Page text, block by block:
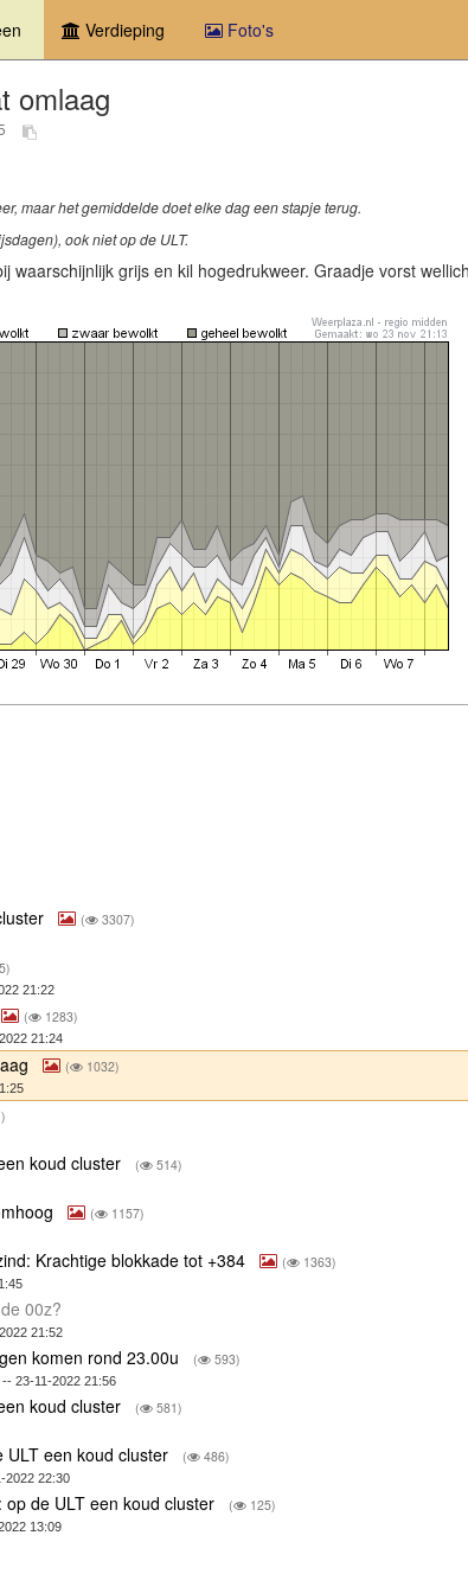
(current)Verdieping Foto's
omlaag
maar het gemiddelde doet elke dag een stapje terug.
ook niet op de ULT.
waarschijnlijk grijs en kil hogedrukweer. Graadje vorst
( 3307)
21:22
( 1283)
21:24
( 1032)
koud cluster ( 514)
( 1157)
Krachtige blokkade tot +384 ( 1363)
00z?
21:52
komen rond 23.00u ( 593)
-- 23-11-2022 21:56
koud cluster ( 581)
ULT een koud cluster ( 486)
2022 22:30
op de ULT een koud cluster ( 125)
13:09